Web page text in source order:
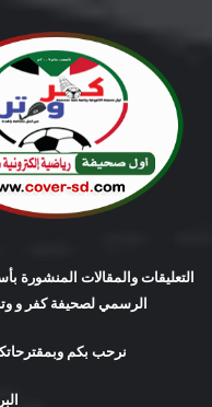
التعليقات والمقالات المنشورة
الرسمي لصحيفة كفر و وتر
نرحب بكم